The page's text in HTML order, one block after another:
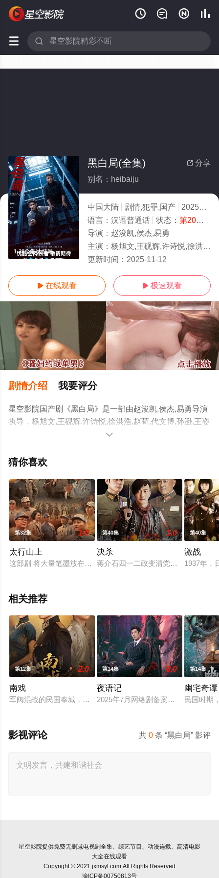
   
 
1-20全集/大结局
 分享
黑白局(全集)
别名：heibaiju
中国大陆 剧情,犯罪,国产 2025
7.0
语言： 汉语普通话 状态： 第20集完结
导演： 赵浚凯,侯杰,易勇
主演： 杨旭文,王砚辉,许诗悦,徐洪浩,赵荀,代文博,孙逊,王姿允,夏侯镔,王春宇,陈铭杨,张进,于景骁,李飞,颜北,费鲤齐,郝率,傅程鹏,杜源,
更新时间： 2025-11-12
 在线观看  极速观看
剧情介绍 我要评分
星空影院国产剧《黑白局》是一部由赵浚凯,侯杰,易勇导演
执导，杨旭文,王砚辉,许诗悦,徐洪浩,赵荀,代文博,孙逊,王姿
允,夏侯镔,王春宇,陈铭杨,张进,于景骁,李飞,颜北,费鲤齐,郝
大陆电视剧，大结局剧情已揭晓（1-20全集），手机免费
相关信息可移步至豆瓣电视剧、电视猫或剧情网等平台了
解。

猜你喜欢
第32集 1.0
太行山上
这部剧 将大量笔墨放在普通人物身上。在阳 明堡战斗中，769
第40集 1.0
决杀
蒋介石四一二政变清党行动中，赵惊
第40集
激战
1937年，
相关推荐
第12集 2.0
南戏
军阀混战的民国奉城，玉佛头离奇失窃，戏班主横尸戏台，将
第14集 8.0
夜语记
2025年7月网络剧备案当代 都市 海南
第14集
幽宅奇谭
民国时期
共0 条 “黑白局” 影评
影视评论
星空影院提供免费无删减电视剧全集、综艺节目、动漫连载、高清电影
大全在线观看
Copyright © 2021 jxmsyl.com All Rights Reserved
渝ICP备00750813号